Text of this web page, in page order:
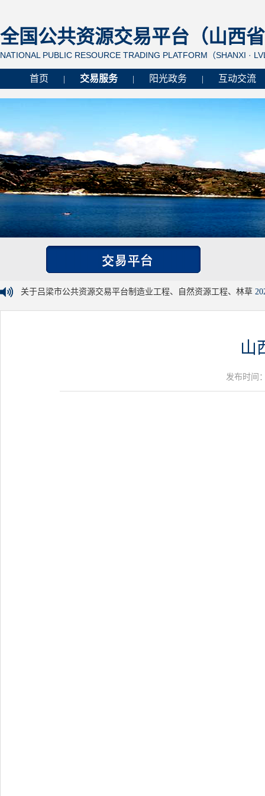
全国公共资源交易平台（山西
NATIONAL PUBLIC RESOURCE TRADING PLATFORM（SHANXI ·
首页 交易服务 阳光政务 互动交流
关于吕梁市公共资源交易平台制造业工程、自然资源工程、林草
山
发布时间